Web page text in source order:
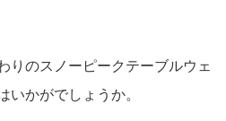
りのスノーピークテーブルウェ
いかがでしょうか。